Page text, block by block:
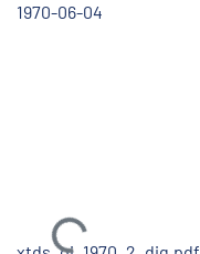
1970-06-04